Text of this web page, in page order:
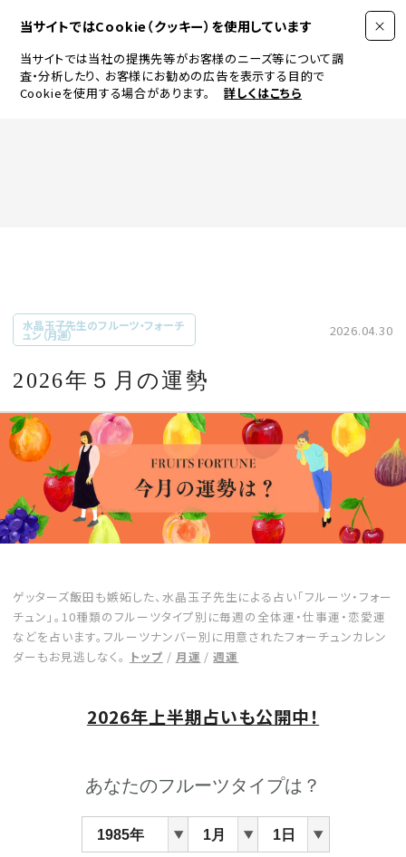
当サイトではCookie（クッキー）を使用しています
当サイトでは当社の提携先等がお客様のニーズ等について調
査・分析したり、 お客様にお勧めの広告を表示する目的で
Cookieを使用する場合があります。
詳しくはこちら
JEWELRY & WATCH
CULTURE
CELEBRITY
COLLECTION
FORTUNE
会員登録
水晶玉子先生のフルーツ・フォーチ
ュン（月運） 2026.04.30
2026年５月の運勢
ゲッターズ飯田も嫉妬した、水晶玉子先生による占い「フルーツ・フォー
チュン」。10種類のフルーツタイプ別に毎週の全体運・仕事運・恋愛運
などを占います。フルーツナンバー別に用意されたフォーチュンカレン
ダーもお見逃しなく。 トップ / 月運 /週運
2026年上半期占いも公開中！